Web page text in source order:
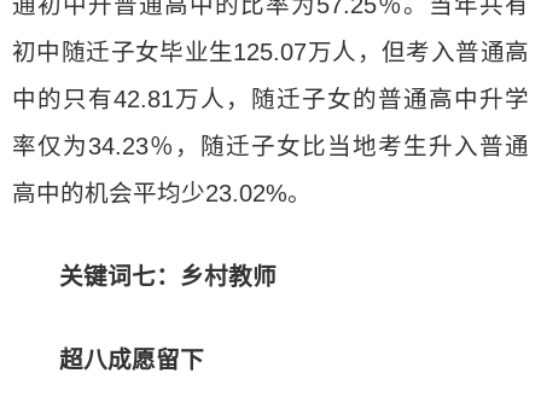
初中随迁子女毕业生125.07万人，但考入普通高
中的只有42.81万人，随迁子女的普通高中升学
率仅为34.23％，随迁子女比当地考生升入普通
高中的机会平均少23.02%。
关键词七：乡村教师
超八成愿留下